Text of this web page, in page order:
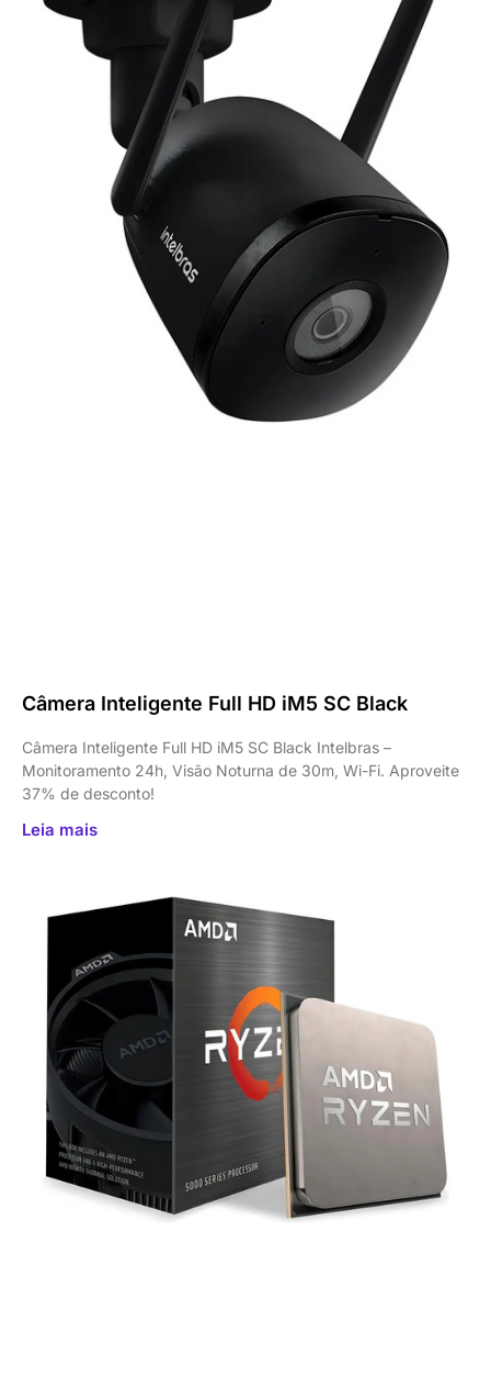
Câmera Inteligente Full HD iM5 SC Black
Câmera Inteligente Full HD iM5 SC Black Intelbras –
Monitoramento 24h, Visão Noturna de 30m, Wi-Fi. Aproveite
37% de desconto!
Leia mais